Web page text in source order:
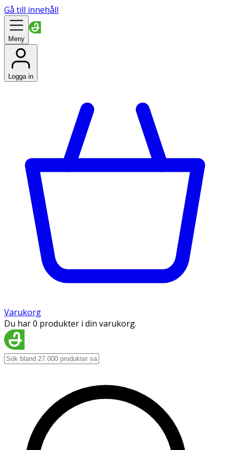
Gå till innehåll
Meny
Logga in
Varukorg
Du har 0 produkter i din varukorg.